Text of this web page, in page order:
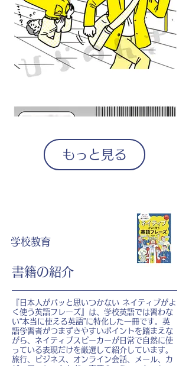
もっと見る
学校教育
書籍の紹介
『日本人がパッと思いつかない ネイティブがよ
く使う英語フレーズ』は、学校英語では習わな
い“本当に使える英語”に特化した一冊です。英
語学習者がつまずきやすいポイントを踏まえな
がら、ネイティブスピーカーが日常で自然に使
っている表現だけを厳選して紹介しています。
旅行、ビジネス、オンライン会話、メール、カ